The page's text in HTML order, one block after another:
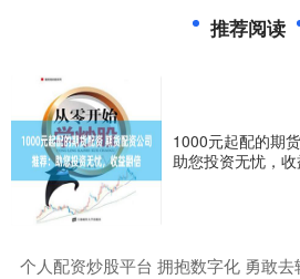
推荐阅读
1000元起配的期
助您投资无忧，
个人配资炒股平台 拥抱数字化 勇敢去